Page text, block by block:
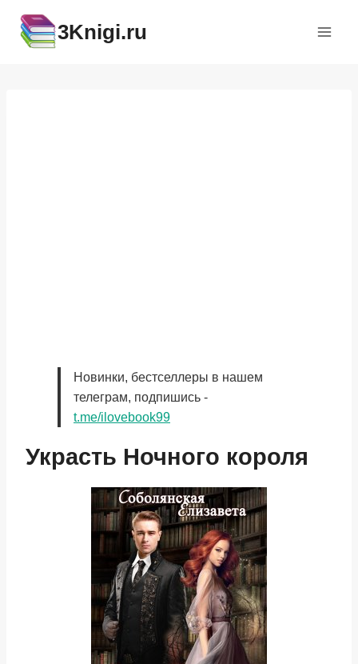
содержимому
3Knigi.ru
Новинки, бестселлеры в нашем
телеграм, подпишись -
t.me/ilovebook99
Украсть Ночного короля